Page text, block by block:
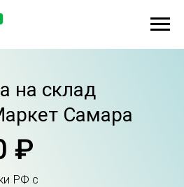
на склад
Самара
РФ с
₽